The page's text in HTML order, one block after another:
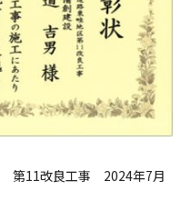
第11改良工事　2024年7月